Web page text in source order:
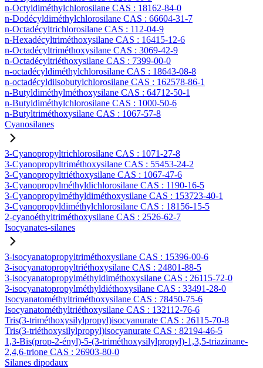
n-Octyldiméthylchlorosilane CAS : 18162-84-0
n-Dodécyldiméthylchlorosilane CAS : 66604-31-7
n-Octadécyltrichlorosilane CAS : 112-04-9
n-Hexadécyltriméthoxysilane CAS : 16415-12-6
n-Octadécyltriméthoxysilane CAS : 3069-42-9
n-Octadécyltriéthoxysilane CAS : 7399-00-0
n-octadécyldiméthylchlorosilane CAS : 18643-08-8
n-octadécyldiisobutylchlorosilane CAS : 162578-86-1
n-Butyldiméthylméthoxysilane CAS : 64712-50-1
n-Butyldiméthylchlorosilane CAS : 1000-50-6
n-Butyltriméthoxysilane CAS : 1067-57-8
Cyanosilanes
3-Cyanopropyltrichlorosilane CAS : 1071-27-8
3-Cyanopropyltriméthoxysilane CAS : 55453-24-2
3-Cyanopropyltriéthoxysilane CAS : 1067-47-6
3-Cyanopropylméthyldichlorosilane CAS : 1190-16-5
3-Cyanopropylméthyldiméthoxysilane CAS : 153723-40-1
3-Cyanopropyldiméthylchlorosilane CAS : 18156-15-5
2-cyanoéthyltriméthoxysilane CAS : 2526-62-7
Isocyanates-silanes
3-isocyanatopropyltriméthoxysilane CAS : 15396-00-6
3-isocyanatopropyltriéthoxysilane CAS : 24801-88-5
3-isocyanatopropylméthyldiméthoxysilane CAS : 26115-72-0
3-isocyanatopropylméthyldiéthoxysilane CAS : 33491-28-0
Isocyanatométhyltriméthoxysilane CAS : 78450-75-6
Isocyanatométhyltriéthoxysilane CAS : 132112-76-6
Tris(3-triméthoxysilylpropyl)isocyanurate CAS : 26115-70-8
Tris(3-triéthoxysilylpropyl)isocyanurate CAS : 82194-46-5
1,3-Bis(prop-2-ényl)-5-(3-triméthoxysilylpropyl)-1,3,5-triazinane-
2,4,6-trione CAS : 26903-80-0
Silanes dipodaux